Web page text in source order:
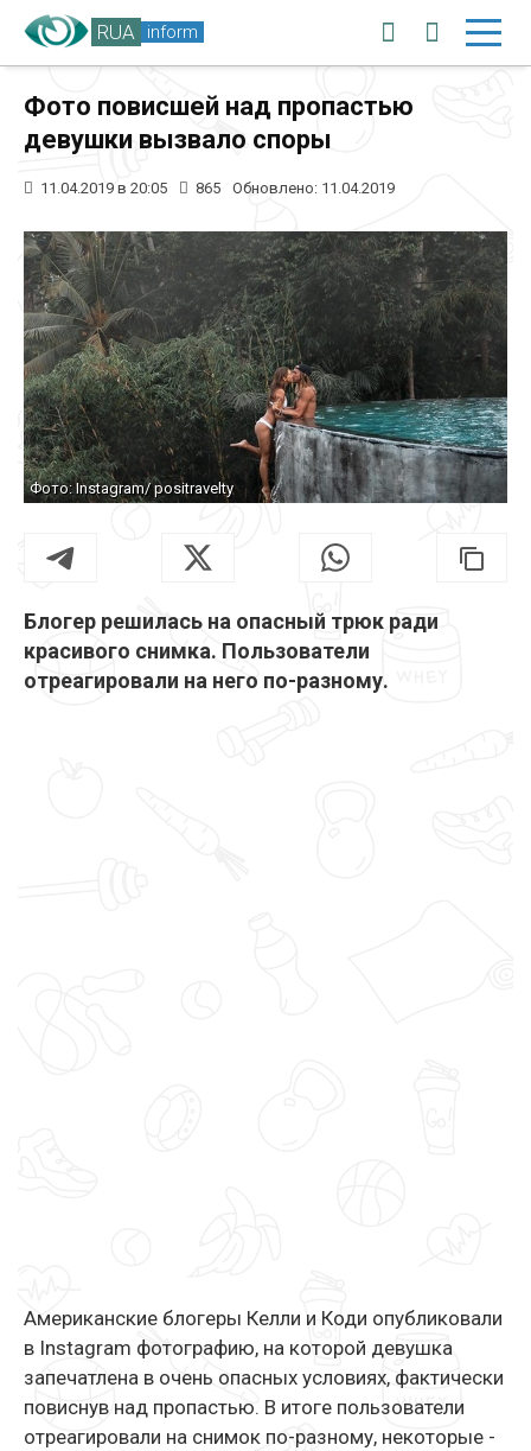
RUA inform
Фото повисшей над пропастью
девушки вызвало споры
11.04.2019 в 20:05 865 Обновлено: 11.04.2019
Фото: Instagram/ positravelty
Блогер решилась на опасный трюк ради
красивого снимка. Пользователи
отреагировали на него по-разному.
Американские блогеры Келли и Коди опубликовали
в Instagram фотографию, на которой девушка
запечатлена в очень опасных условиях, фактически
повиснув над пропастью. В итоге пользователи
отреагировали на снимок по-разному, некоторые -